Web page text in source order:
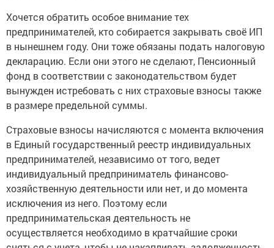
Хочется обратить особое внимание тех
предпринимателей, кто собирается закрывать своё ИП
в нынешнем году. Они тоже обязаны подать налоговую
декларацию. Если они этого не сделают, Пенсионный
фонд в соответствии с законодательством будет
вынужден истребовать с них страховые взносы также
в размере предельной суммы.
Страховые взносы начисляются с момента включения
в Единый государственный реестр индивидуальных
предпринимателей, независимо от того, ведет
индивидуальный предприниматель финансово-
хозяйственную деятельности или нет, и до момента
исключения из него. Поэтому если
предпринимательская деятельность не
осуществляется необходимо в кратчайшие сроки